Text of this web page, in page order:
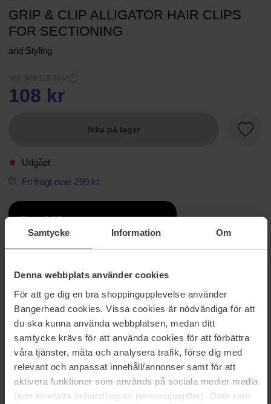
Samtycke Information Om
Denna webbplats använder cookies
För att ge dig en bra shoppingupplevelse använder
Bangerhead cookies. Vissa cookies är nödvändiga för att
du ska kunna använda webbplatsen, medan ditt
samtycke krävs för att använda cookies för att förbättra
våra tjänster, mäta och analysera trafik, förse dig med
relevant och anpassat innehåll/annonser samt för att
aktivera funktioner som används på sociala medier media
(kan innefatta behandling av personuppgifter). Data som
GRIP & CLIP ALLIGATOR HAIR CLIPS
FOR SECTIONING
and Styling
Vejl. pris 119,00 kr
108 kr
Ikke på lager
Udgået
Fri fragt over 299 kr
Beautiful Price
og uden for bruseren, perfekt til at påføre hårmasken og andre
hårbehandlinger. Spænderne har tænder, der let og sikkert holder
dine lokker på plads uden at trække i eller knække håret. Ideel til
brug med alle hårtyper, teksturer og længder, både når håret er
vådt eller tørt.
Størrelse: 4 pcs
Varenummer: 104054